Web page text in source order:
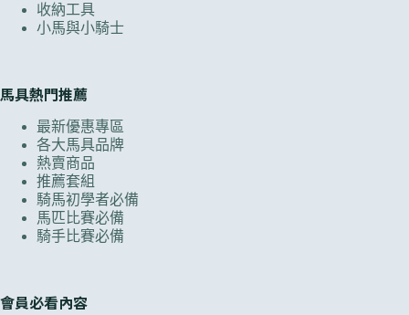
收納工具
小馬與小騎士
馬具熱門推薦
最新優惠專區
各大馬具品牌
熱賣商品
推薦套組
騎馬初學者必備
馬匹比賽必備
騎手比賽必備
會員必看內容